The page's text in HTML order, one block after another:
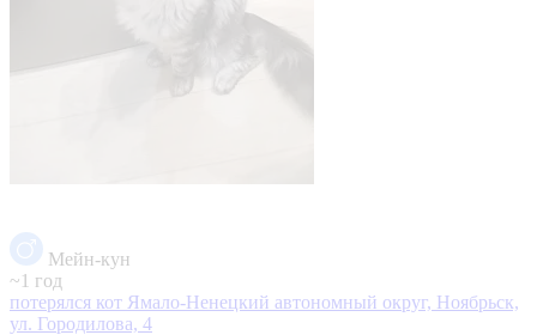
Мейн-кун
~1 год
потерялся кот Ямало-Ненецкий автономный округ, Ноябрьск,
ул. Городилова, 4